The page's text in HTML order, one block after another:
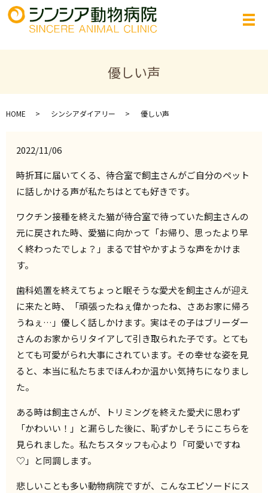
優しい声
HOME シンシアダイアリー 優しい声
2022/11/06
時折耳に届いてくる、待合室で飼主さんがご自分のペット
に話しかける声が私たちはとても好きです。
ワクチン接種を終えた猫が待合室で待っていた飼主さんの
元に戻された時、愛猫に向かって「お帰り、思ったより早
く終わったでしょ？」まるで甘やかすような声をかけま
す。
歯科処置を終えてちょっと眠そうな愛犬を飼主さんが迎え
に来たと時、「頑張ったねぇ偉かったね、さあお家に帰ろ
うねぇ…」優しく話しかけます。実はその子はブリーダー
さんのお家からリタイアして引き取られた子です。とても
とても可愛がられ大事にされています。その幸せな姿を見
ると、本当に私たちまでほんわか温かい気持ちになりまし
た。
ある時は飼主さんが、トリミングを終えた愛犬に思わず
「かわいい！」と漏らした後に、恥ずかしそうにこちらを
見られました。私たちスタッフも心より「可愛いですね
♡」と同調します。
悲しいことも多い動物病院ですが、こんなエピソードにス